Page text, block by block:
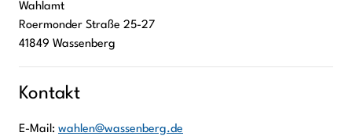
Wahlamt
Roermonder Straße 25-27
41849 Wassenberg
Kontakt
E-Mail: wahlen@wassenberg.de